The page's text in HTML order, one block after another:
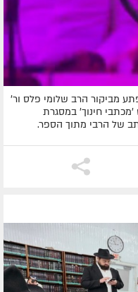
מביקור הרב שלומי פלס ור'
חינוך' במסגרת
של הרבי מתוך הספר.